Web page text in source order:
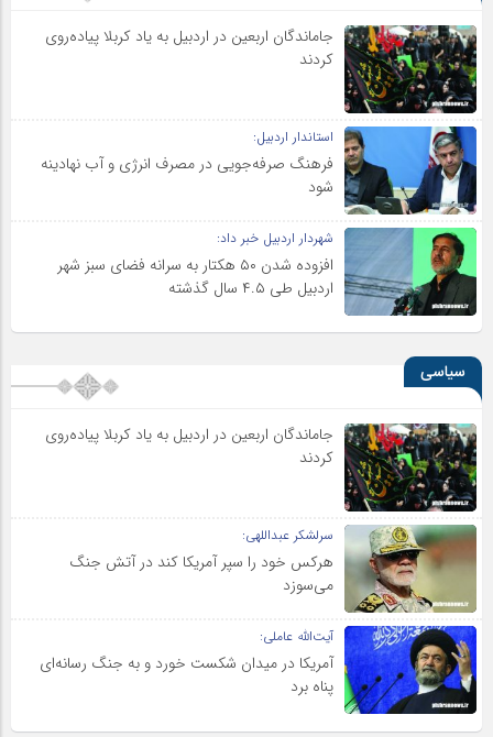
جاماندگان اربعین در اردبیل به یاد کربلا پیاده‌روی
کردند
استاندار اردبیل:
فرهنگ صرفه‌جویی در مصرف انرژی و آب نهادینه
شود
شهردار اردبیل خبر داد:
افزوده شدن ۵۰ هکتار به سرانه فضای سبز شهر
اردبیل طی ۴.۵ سال گذشته
سیاسی
جاماندگان اربعین در اردبیل به یاد کربلا پیاده‌روی
کردند
سرلشکر عبداللهی:
هرکس خود را سپر آمریکا کند در آتش جنگ
می‌سوزد
آیت‌الله عاملی:
آمریکا در میدان شکست خورد و به جنگ رسانه‌ای
پناه برد